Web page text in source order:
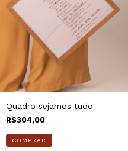
Quadro sejamos tudo
R$304,00